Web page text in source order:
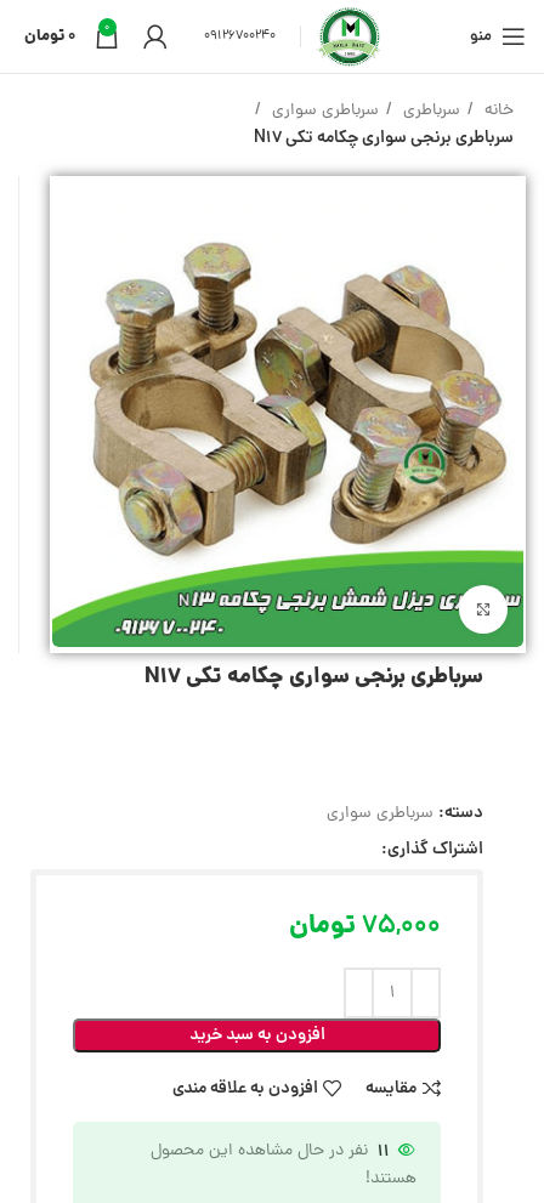
منو 09126700240
0
0تومان
خانه سرباطری سرباطری سواری
سرباطری برنجی سواری چکامه تکی N17
بزرگنمایی تصویر
سرباطری برنجی سواری چکامه تکی N17
دسته: سرباطری سواری
اشتراک گذاری:
75,000تومان
افزودن به سبد خرید
مقایسه
افزودن به علاقه مندی
11 نفر در حال مشاهده این محصول
هستند!